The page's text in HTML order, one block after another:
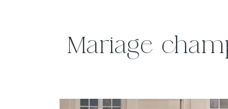
Mariage